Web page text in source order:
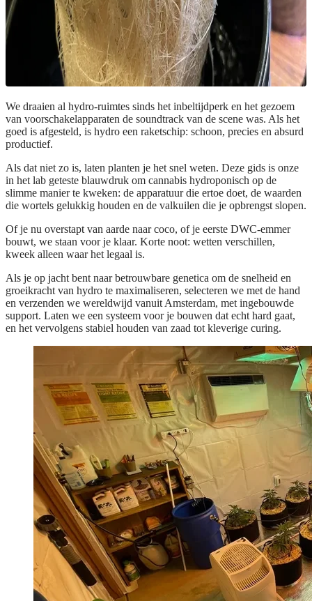
We draaien al hydro-ruimtes sinds het inbeltijdperk en het gezoem
van voorschakelapparaten de soundtrack van de scene was. Als het
goed is afgesteld, is hydro een raketschip: schoon, precies en absurd
productief.
Als dat niet zo is, laten planten je het snel weten. Deze gids is onze
in het lab geteste blauwdruk om cannabis hydroponisch op de
slimme manier te kweken: de apparatuur die ertoe doet, de waarden
die wortels gelukkig houden en de valkuilen die je opbrengst slopen.
Of je nu overstapt van aarde naar coco, of je eerste DWC-emmer
bouwt, we staan voor je klaar. Korte noot: wetten verschillen,
kweek alleen waar het legaal is.
Als je op jacht bent naar betrouwbare genetica om de snelheid en
groeikracht van hydro te maximaliseren, selecteren we met de hand
en verzenden we wereldwijd vanuit Amsterdam, met ingebouwde
support. Laten we een systeem voor je bouwen dat echt hard gaat,
en het vervolgens stabiel houden van zaad tot kleverige curing.